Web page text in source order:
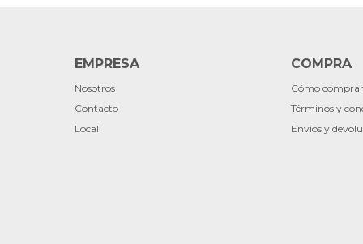
EMPRESA
Nosotros
Contacto
Local
COMPRA
Cómo comprar
Términos y
Envíos y